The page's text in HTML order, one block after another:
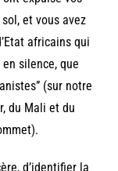
et vous avez
africains qui
silence, que
(sur notre
du Mali et du
d’identifier la